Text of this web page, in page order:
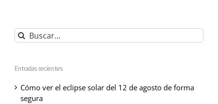
Buscar:
Entradas recientes
Cómo ver el eclipse solar del 12 de agosto de forma
segura